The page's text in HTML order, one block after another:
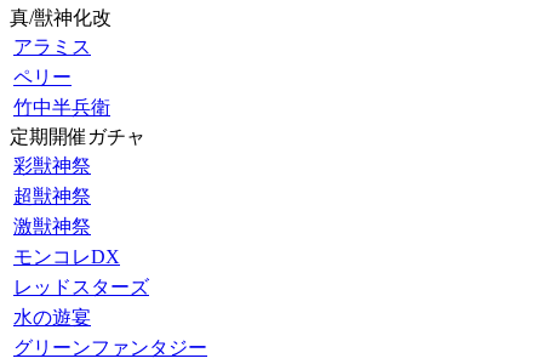
真/獣神化改
アラミス
ペリー
竹中半兵衛
定期開催ガチャ
彩獣神祭
超獣神祭
激獣神祭
モンコレDX
レッドスターズ
水の遊宴
グリーンファンタジー